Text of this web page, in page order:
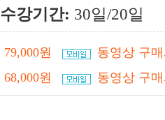
수강기간: 30일/20일
79,000원 동영상 구
68,000원 동영상 구